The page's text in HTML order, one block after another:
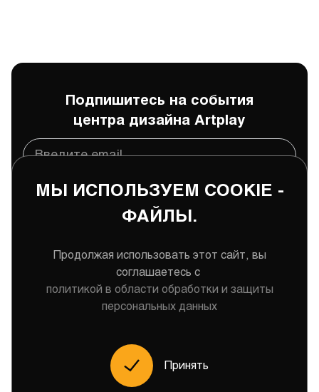
Меню
Подпишитесь на события
центра дизайна Artplay
персональных данных
2026 Центр дизайна Artplay © Все права защищены
Политика конфиденциальности
МЫ ИСПОЛЬЗУЕМ COOKIE -
ФАЙЛЫ.
Продолжая использовать этот сайт, вы
соглашаетесь с
политикой в области обработки и защиты
персональных данных
Принять